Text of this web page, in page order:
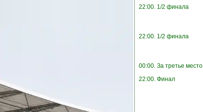
22:00. 1/2 финала
22:00. 1/2 финала
00:00. За третье место
22:00. Финал